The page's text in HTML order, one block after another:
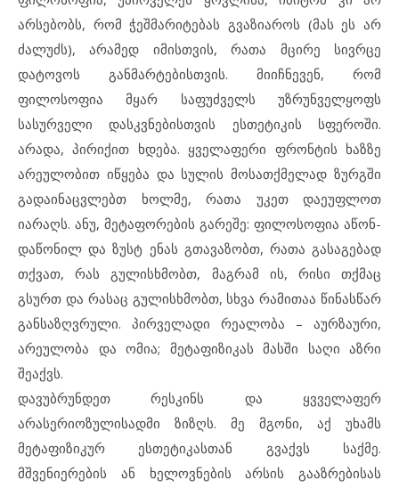
არსებობს, რომ ჭეშმარიტებას გვაზიაროს (მას ეს არ
ძალუძს), არამედ იმისთვის, რათა მცირე სივრცე
დატოვოს განმარტებისთვის. მიიჩნევენ, რომ
ფილოსოფია მყარ საფუძველს უზრუნველყოფს
სასურველი დასკვნებისთვის ესთეტიკის სფეროში.
არადა, პირიქით ხდება. ყველაფერი ფრონტის ხაზზე
არეულობით იწყება და სულის მოსათქმელად ზურგში
გადაინაცვლებთ ხოლმე, რათა უკეთ დაეუფლოთ
იარაღს. ანუ, მეტაფორების გარეშე: ფილოსოფია აწონ-
დაწონილ და ზუსტ ენას გთავაზობთ, რათა გასაგებად
თქვათ, რას გულისხმობთ, მაგრამ ის, რისი თქმაც
გსურთ და რასაც გულისხმობთ, სხვა რამითაა წინასწარ
განსაზღვრული. პირველადი რეალობა – აურზაური,
არეულობა და ომია; მეტაფიზიკას მასში საღი აზრი
შეაქვს.
დავუბრუნდეთ რესკინს და ყვველაფერ
არასერიოზულისადმი ზიზღს. მე მგონი, აქ უხამს
მეტაფიზიკურ ესთეტიკასთან გვაქვს საქმე.
მშვენიერების ან ხელოვნების არსის გააზრებისას